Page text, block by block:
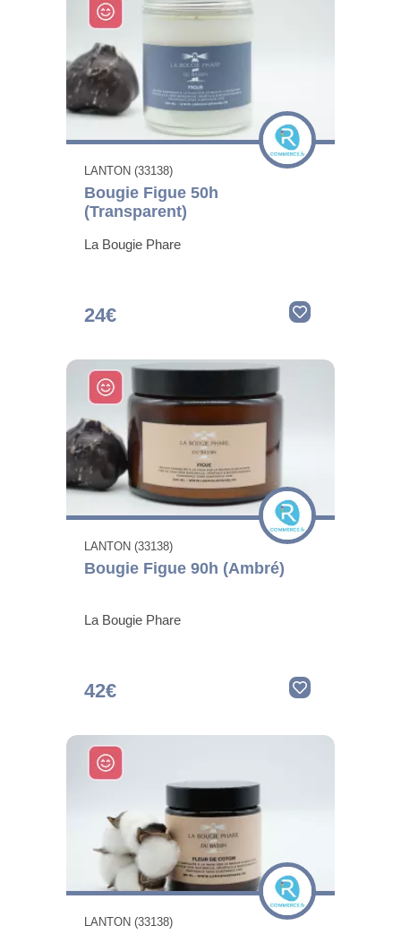
LANTON (33138)
Bougie Figue 50h
(Transparent)
La Bougie Phare
24€
LANTON (33138)
Bougie Figue 90h (Ambré)
La Bougie Phare
42€
LANTON (33138)